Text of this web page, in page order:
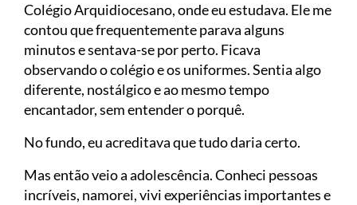
Colégio Arquidiocesano, onde eu estudava. Ele me
contou que frequentemente parava alguns
minutos e sentava-se por perto. Ficava
observando o colégio e os uniformes. Sentia algo
diferente, nostálgico e ao mesmo tempo
encantador, sem entender o porquê.
No fundo, eu acreditava que tudo daria certo.
Mas então veio a adolescência. Conheci pessoas
incríveis, namorei, vivi experiências importantes e